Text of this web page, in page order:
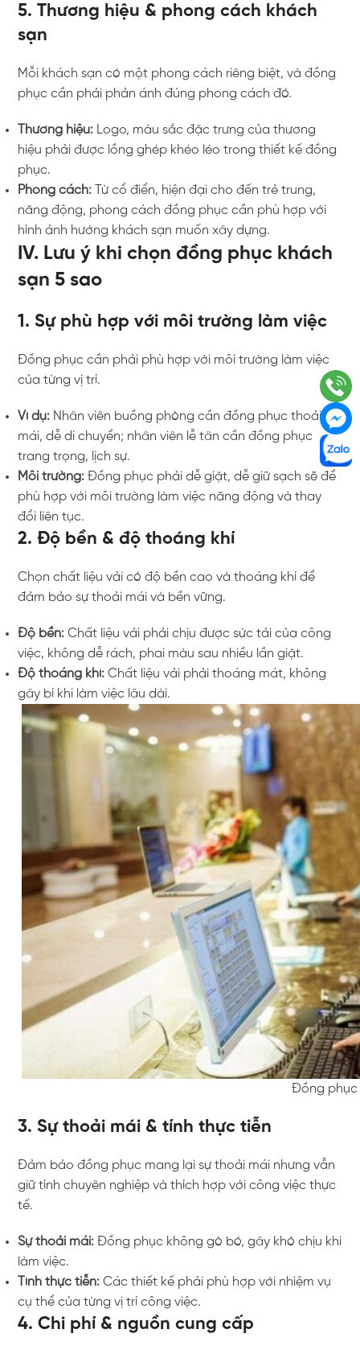
5. Thương hiệu & phong cách khách
sạn
Mỗi khách sạn có một phong cách riêng biệt, và đồng
phục cần phải phản ánh đúng phong cách đó.
Thương hiệu: Logo, màu sắc đặc trưng của thương
hiệu phải được lồng ghép khéo léo trong thiết kế đồng
phục.
Phong cách: Từ cổ điển, hiện đại cho đến trẻ trung,
năng động, phong cách đồng phục cần phù hợp với
hình ảnh hướng khách sạn muốn xây dựng.
IV. Lưu ý khi chọn đồng phục khách
sạn 5 sao
1. Sự phù hợp với môi trường làm việc
Đồng phục cần phải phù hợp với môi trường làm việc
của từng vị trí.
Ví dụ: Nhân viên buồng phòng cần đồng phục thoải
mái, dễ di chuyển; nhân viên lễ tân cần đồng phục
trang trọng, lịch sự.
Môi trường: Đồng phục phải dễ giặt, dễ giữ sạch sẽ để
phù hợp với môi trường làm việc năng động và thay
đổi liên tục.
2. Độ bền & độ thoáng khí
Chọn chất liệu vải có độ bền cao và thoáng khí để
đảm bảo sự thoải mái và bền vững.
Độ bền: Chất liệu vải phải chịu được sức tải của công
việc, không dễ rách, phai màu sau nhiều lần giặt.
Độ thoáng khí: Chất liệu vải phải thoáng mát, không
gây bí khi làm việc lâu dài.
Đồng phục
3. Sự thoải mái & tính thực tiễn
Đảm bảo đồng phục mang lại sự thoải mái nhưng vẫn
giữ tính chuyên nghiệp và thích hợp với công việc thực
tế.
Sự thoải mái: Đồng phục không gò bó, gây khó chịu khi
làm việc.
Tính thực tiễn: Các thiết kế phải phù hợp với nhiệm vụ
cụ thể của từng vị trí công việc.
4. Chi phí & nguồn cung cấp